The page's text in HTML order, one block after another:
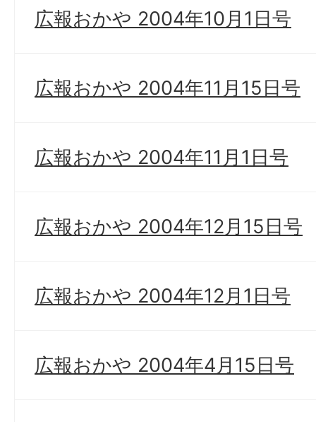
広報おかや 2004年10月1日号
広報おかや 2004年11月15日号
広報おかや 2004年11月1日号
広報おかや 2004年12月15日号
広報おかや 2004年12月1日号
広報おかや 2004年4月15日号